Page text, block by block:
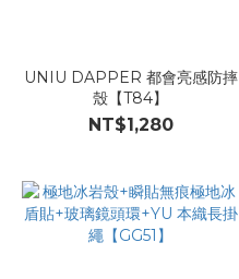
UNIU DAPPER 都會亮感防摔
殼【T84】
NT$1,280